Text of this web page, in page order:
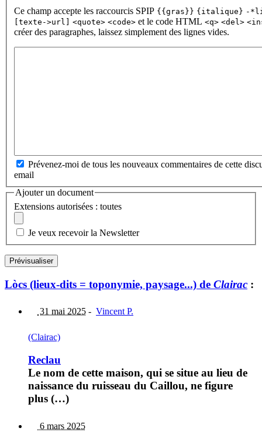
Ce champ accepte les raccourcis SPIP {{gras}} {italique} -
[texte->url]
<quote> <code> et le code HTML <q> <del>
créer des paragraphes, laissez simplement des lignes vides.
Prévenez-moi de tous les nouveaux commentaires de cette
email
Ajouter un document
Extensions autorisées : toutes
Je veux recevoir la Newsletter
Lòcs (lieux-dits = toponymie, paysage...) de Clairac :
31 mai 2025 - Vincent P.
(Clairac)
Reclau
Le nom de cette maison, qui se situe au lieu de
naissance du ruisseau du Caillou, ne figure
plus (…)
6 mars 2025